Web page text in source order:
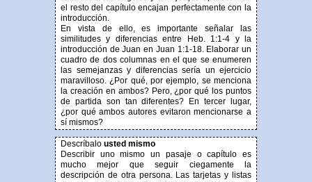
el resto del capítulo encajan perfectamente con la
introducción.
En vista de ello, es importante señalar las
similitudes y diferencias entre Heb. 1:1-4 y la
introducción de Juan en Juan 1:1-18. Elaborar un
cuadro de dos columnas en el que se enumeren
las semejanzas y diferencias sería un ejercicio
maravilloso. ¿Por qué, por ejemplo, se menciona
la creación en ambos? Pero, ¿por qué los puntos
de partida son tan diferentes? En tercer lugar,
¿por qué ambos autores evitaron mencionarse a
sí mismos?
Descríbalo usted mismo
Describir uno mismo un pasaje o capítulo es
mucho mejor que seguir ciegamente la
descripción de otra persona. Las tarjetas y listas